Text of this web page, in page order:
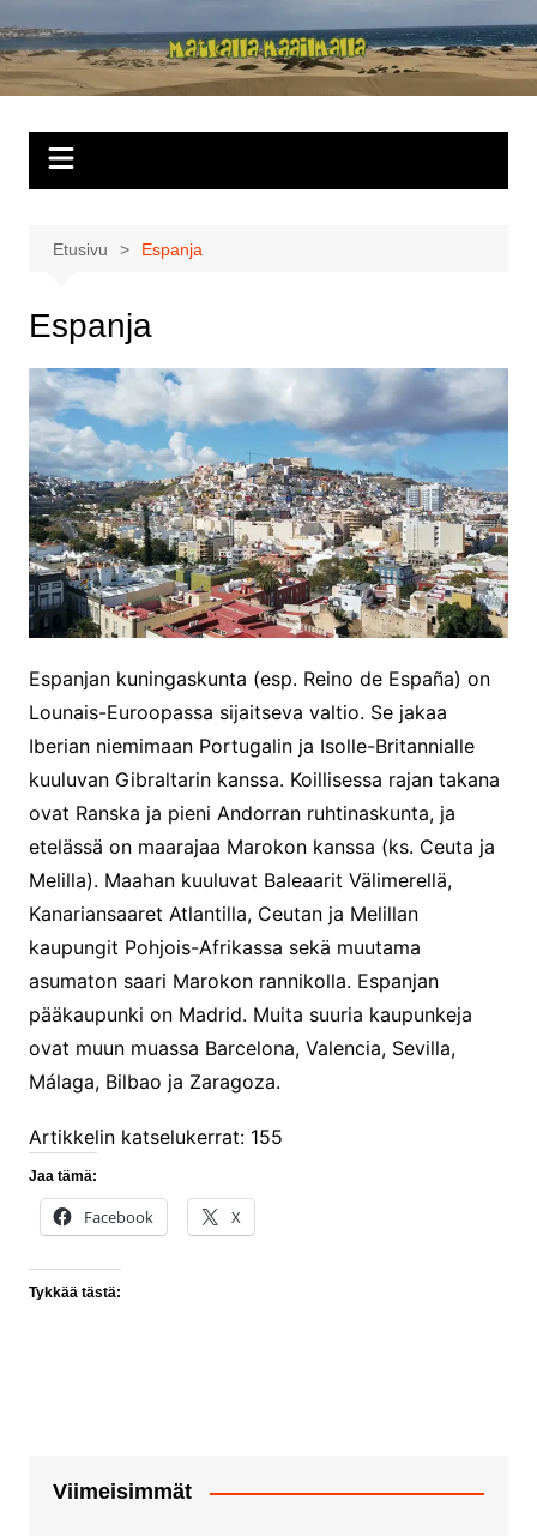
sisältöön
Matkalla
maailmalla
Etusivu Espanja
Espanja
Espanjan kuningaskunta (esp. Reino de España) on
Lounais-Euroopassa sijaitseva valtio. Se jakaa
Iberian niemimaan Portugalin ja Isolle-Britannialle
kuuluvan Gibraltarin kanssa. Koillisessa rajan takana
ovat Ranska ja pieni Andorran ruhtinaskunta, ja
etelässä on maarajaa Marokon kanssa (ks. Ceuta ja
Melilla). Maahan kuuluvat Baleaarit Välimerellä,
Kanariansaaret Atlantilla, Ceutan ja Melillan
kaupungit Pohjois-Afrikassa sekä muutama
asumaton saari Marokon rannikolla. Espanjan
pääkaupunki on Madrid. Muita suuria kaupunkeja
ovat muun muassa Barcelona, Valencia, Sevilla,
Málaga, Bilbao ja Zaragoza.
Artikkelin katselukerrat: 155
Jaa tämä:
Facebook X
Tykkää tästä:
Viimeisimmät